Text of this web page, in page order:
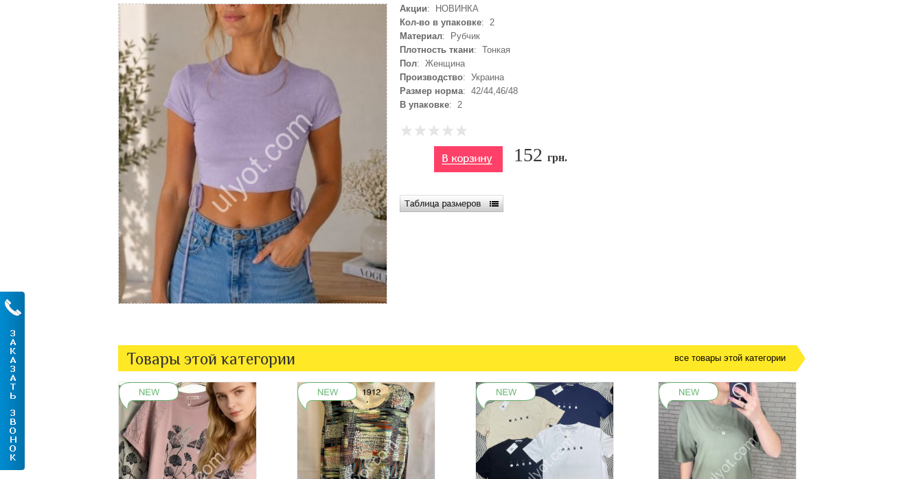
Акции: НОВИНКА
Кол-во в упаковке: 2
Материал: Рубчик
Плотность ткани: Тонкая
Пол: Женщина
Производство: Украина
Размер норма: 42/44,46/48
В упаковке: 2
152 грн.
Товары этой категории все товары этой категории